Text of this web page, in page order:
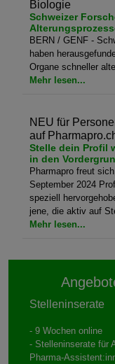
Biologie
Schweizer
BERN / GENF -
haben
Organe schneller
Mehr lesen...
NEU für
auf
Stelle dein Profil
in den
Pharmapro freut
September 2024
speziell
jene, die aktiv auf
Mehr lesen...
Stelleninserate
- 9 Wochen online
- Stelleninserate für
Pharma-